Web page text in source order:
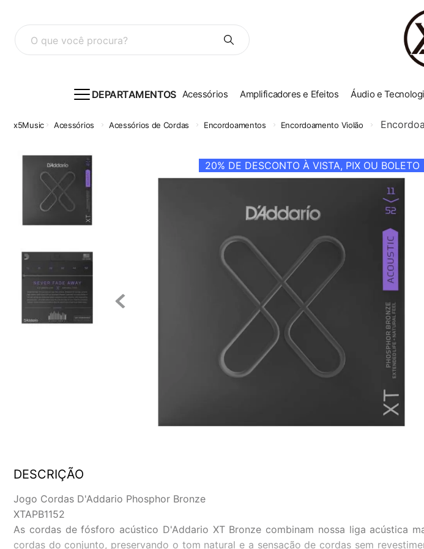
O que você procura?
DEPARTAMENTOS Acessórios Amplificadores e Efeitos Áudio e
Acessórios Acessórios de Cordas Encordoamentos Encordoamento Violão
20% DE DESCONTO À VISTA, PIX OU BOLETO
DESCRIÇÃO
Jogo Cordas D'Addario Phosphor Bronze
XTAPB1152
As cordas de fósforo acústico D'Addario XT Bronze combinam nossa liga acústica
cordas do conjunto, preservando o tom natural e a sensação de cordas sem